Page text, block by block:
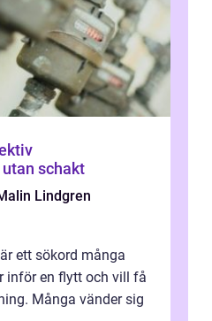
schakt
Lindgren
ett sökord många
inför en flytt och vill få
Många vänder sig